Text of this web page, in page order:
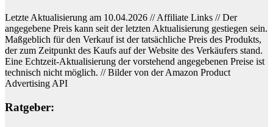
Letzte Aktualisierung am 10.04.2026 // Affiliate Links // Der
angegebene Preis kann seit der letzten Aktualisierung gestiegen sein.
Maßgeblich für den Verkauf ist der tatsächliche Preis des Produkts,
der zum Zeitpunkt des Kaufs auf der Website des Verkäufers stand.
Eine Echtzeit-Aktualisierung der vorstehend angegebenen Preise ist
technisch nicht möglich. // Bilder von der Amazon Product
Advertising API
Ratgeber: